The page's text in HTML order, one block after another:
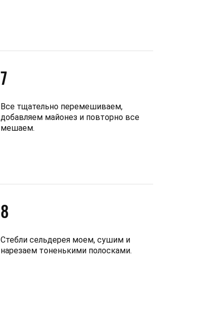
7
Все тщательно перемешиваем,
добавляем майонез и повторно все
мешаем.
8
Стебли сельдерея моем, сушим и
нарезаем тоненькими полосками.